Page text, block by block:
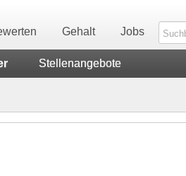
Gehalt Jobs
Stellenangebote